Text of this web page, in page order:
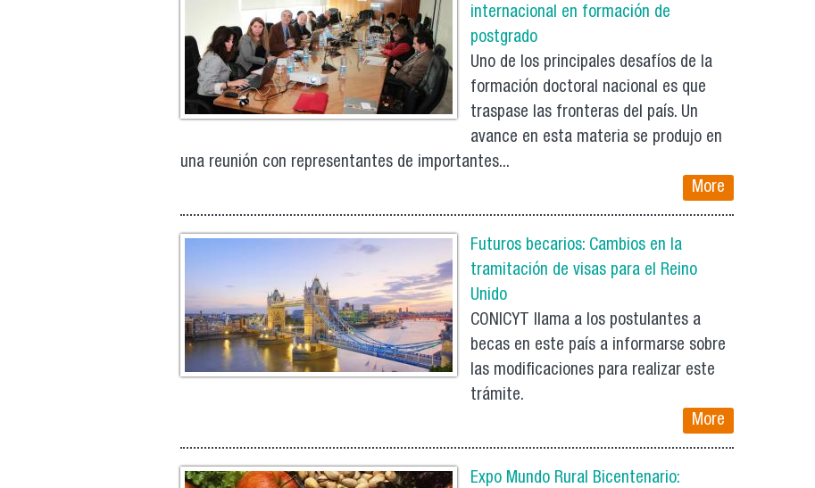
internacional en formación de
postgrado
Uno de los principales desafíos de la
formación doctoral nacional es que
traspase las fronteras del país. Un
avance en esta materia se produjo en
una reunión con representantes de importantes...
More
Futuros becarios: Cambios en la
tramitación de visas para el Reino
Unido
CONICYT llama a los postulantes a
becas en este país a informarse sobre
las modificaciones para realizar este
trámite.
More
Expo Mundo Rural Bicentenario: